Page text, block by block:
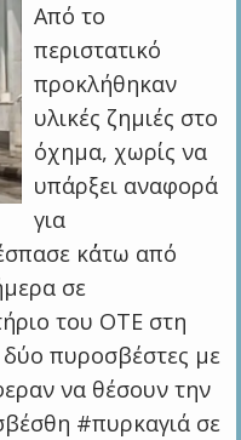
Από το
περιστατικό
προκλήθηκαν
υλικές ζημιές στο
όχημα, χωρίς να
υπάρξει αναφορά
για
κ΄άτω από
σε
του ΟΤΕ στη
πυροσβέστες με
να θέσουν την
#πυρκαγιά σε